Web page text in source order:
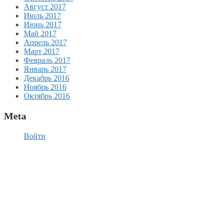
Август 2017
Июль 2017
Июнь 2017
Май 2017
Апрель 2017
Март 2017
Февраль 2017
Январь 2017
Декабрь 2016
Ноябрь 2016
Октябрь 2016
Meta
Войти